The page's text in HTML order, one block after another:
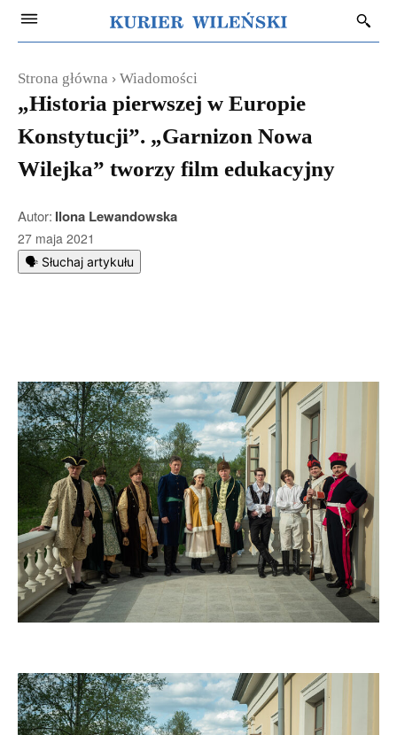
Strona główna Wiadomości
„Historia pierwszej w Europie
Konstytucji”. „Garnizon Nowa
Wilejka” tworzy film edukacyjny
Autor: Ilona Lewandowska
27 maja 2021
🗣️ Słuchaj artykułu